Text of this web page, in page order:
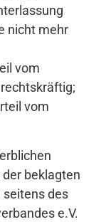
nicht mehr
vom
vom
beklagten
seitens des
e.V.